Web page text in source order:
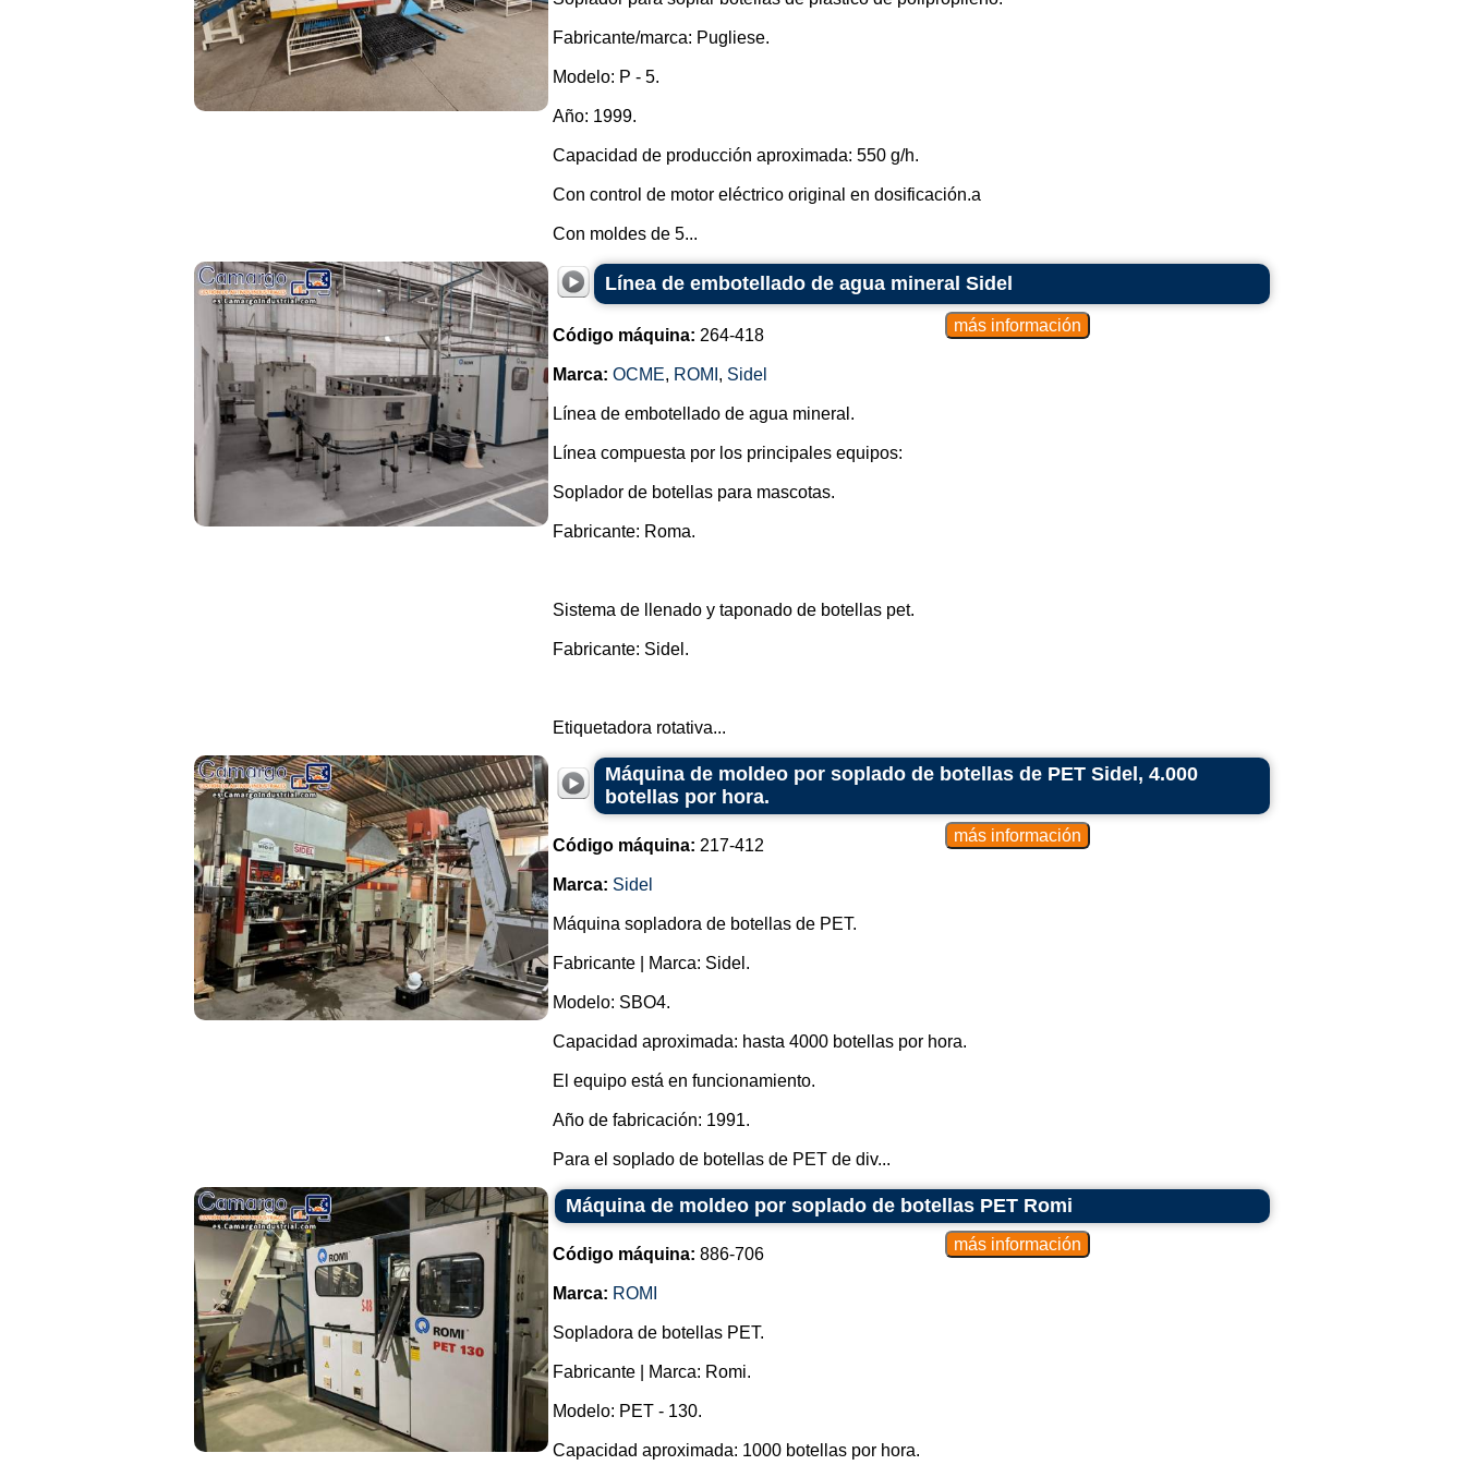
Fabricante/marca: Pugliese.
Modelo: P - 5.
Año: 1999.
Capacidad de producción aproximada: 550 g/h.
Con control de motor eléctrico original en dosificación.a
Con moldes de 5...
Línea de embotellado de agua mineral Sidel
Código máquina: 264-418
Marca: OCME, ROMI , Sidel
Línea de embotellado de agua mineral.
Línea compuesta por los principales equipos:
Soplador de botellas para mascotas.
Fabricante: Roma.
Sistema de llenado y taponado de botellas pet.
Fabricante: Sidel.
Etiquetadora rotativa...
Máquina de moldeo por soplado de botellas de PET Sidel, 4.000
botellas por hora.
Código máquina: 217-412
Marca: Sidel
Máquina sopladora de botellas de PET.
Fabricante | Marca: Sidel.
Modelo: SBO4.
Capacidad aproximada: hasta 4000 botellas por hora.
El equipo está en funcionamiento.
Año de fabricación: 1991.
Para el soplado de botellas de PET de div...
Máquina de moldeo por soplado de botellas PET Romi
Código máquina: 886-706
Marca: ROMI
Sopladora de botellas PET.
Fabricante | Marca: Romi.
Modelo: PET - 130.
Capacidad aproximada: 1000 botellas por hora.